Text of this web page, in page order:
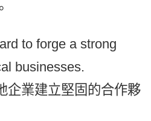
to forge a strong
businesses.
企業建立堅固的合作夥